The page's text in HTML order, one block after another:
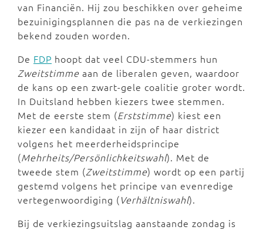
van Financiën. Hij zou beschikken over geheime
bezuinigingsplannen die pas na de verkiezingen
bekend zouden worden.
De FDP hoopt dat veel CDU-stemmers hun
Zweitstimme aan de liberalen geven, waardoor
de kans op een zwart-gele coalitie groter wordt.
In Duitsland hebben kiezers twee stemmen.
Met de eerste stem (Erststimme) kiest een
kiezer een kandidaat in zijn of haar district
volgens het meerderheidsprincipe
(Mehrheits/Persönlichkeitswahl). Met de
tweede stem (Zweitstimme) wordt op een partij
gestemd volgens het principe van evenredige
vertegenwoordiging (Verhältniswahl).
Bij de verkiezingsuitslag aanstaande zondag is